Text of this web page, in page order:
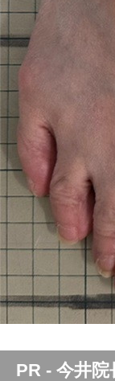
PR - 今井